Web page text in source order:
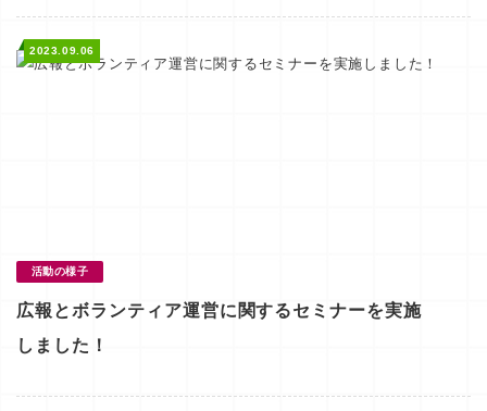
2023.09.06
活動の様子
広報とボランティア運営に関するセミナーを実施
しました！